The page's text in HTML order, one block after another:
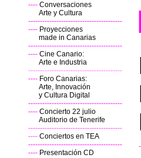
---- Conversaciones
Arte y Cultura
----------------------------------------
---- Proyecciones
made in Canarias
----------------------------------------
---- Cine Canario:
Arte e Industria
----------------------------------------
---- Foro Canarias:
Arte, Innovación
y Cultura Digital
----------------------------------------
---- Concierto 22 julio
Auditorio de Tenerife
----------------------------------------
---- Conciertos en TEA
----------------------------------------
---- Presentación CD